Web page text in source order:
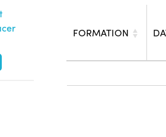
FORMATION